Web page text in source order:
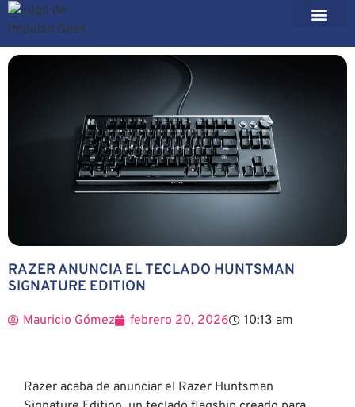
RAZER ANUNCIA EL TECLADO HUNTSMAN
SIGNATURE EDITION
Mauricio Gómez febrero 20, 2026 10:13 am
Razer acaba de anunciar el Razer Huntsman